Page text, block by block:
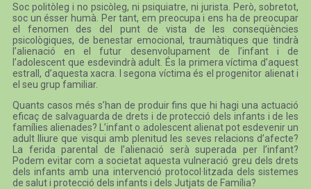
Soc politòleg i no psicòleg, ni psiquiatre, ni jurista. Però, sobretot,
soc un ésser humà. Per tant, em preocupa i ens ha de preocupar
el fenomen des del punt de vista de les conseqüències
psicològiques, de benestar emocional, traumàtiques que tindrà
l’alienació en el futur desenvolupament de l’infant i de
l’adolescent que esdevindrà adult. És la primera víctima d’aquest
estrall, d’aquesta xacra. I segona víctima és el progenitor alienat i
el seu grup familiar.
Quants casos més s’han de produir fins que hi hagi una actuació
eficaç de salvaguarda de drets i de protecció dels infants i de les
famílies alienades? L’infant o adolescent alienat pot esdevenir un
adult lliure que visqui amb plenitud les seves relacions d’afecte?
La ferida parental de l’alienació serà superada per l’infant?
Podem evitar com a societat aquesta vulneració greu dels drets
dels infants amb una intervenció protocol·litzada dels sistemes
de salut i protecció dels infants i dels Jutjats de Família?